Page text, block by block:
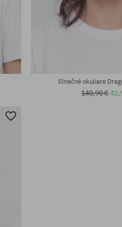
Slnečné okuliare
140,90 €